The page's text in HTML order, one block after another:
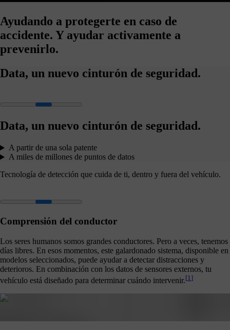
Ayudando a protegerte en caso de
accidente. Y ayudar activamente a
prevenirlo.
Data, un nuevo cinturón de seguridad.
Data, un nuevo cinturón de seguridad.
A partir de una sola patente
A miles de millones de puntos de datos
Tecnología de detección que cuida de ti, dentro y fuera del vehículo.
Comprensión del conductor
Los seres humanos somos grandes conductores. Pero a veces, tenemos
días libres. En esos momentos, este galardonado sistema, disponible en
modelos seleccionados, puede ayudar a detectar distracciones y
deterioros. En combinación con los datos de sensores externos, tu
vehículo está diseñado para determinar cuándo intervenir.[1 ]